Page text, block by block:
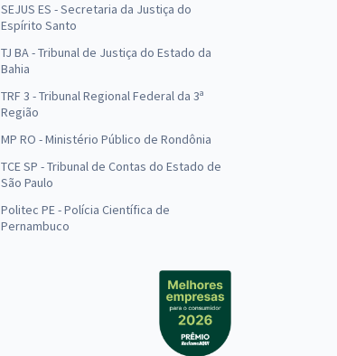
SEJUS ES - Secretaria da Justiça do
Espírito Santo
TJ BA - Tribunal de Justiça do Estado da
Bahia
TRF 3 - Tribunal Regional Federal da 3ª
Região
MP RO - Ministério Público de Rondônia
TCE SP - Tribunal de Contas do Estado de
São Paulo
Politec PE - Polícia Científica de
Pernambuco